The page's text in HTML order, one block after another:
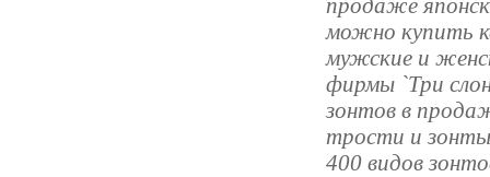
продаже
можно купить
мужские и
фирмы `Три
зонтов в
трости и
400 видов